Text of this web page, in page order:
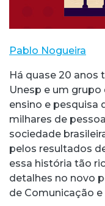
Pablo Nogueira
Há quase 20 anos
Unesp e um
ensino e pesquisa
milhares de
sociedade
pelos resultados
essa história tão
detalhes no novo
de Comunicação e